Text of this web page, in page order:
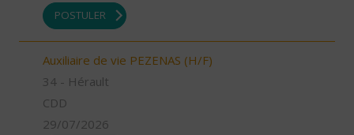
POSTULER
Auxiliaire de vie PEZENAS (H/F)
34 - Hérault
CDD
29/07/2026